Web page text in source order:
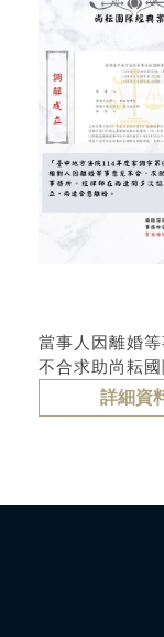
當事人因離婚
不合求助尚耘
事務所-調解成
詳細資